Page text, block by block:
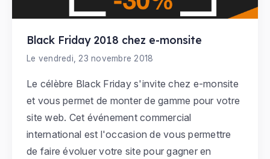
Black Friday 2018 chez e-monsite
Le vendredi, 23 novembre 2018
Le célèbre Black Friday s'invite chez e-monsite
et vous permet de monter de gamme pour votre
site web. Cet événement commercial
international est l'occasion de vous permettre
de faire évoluer votre site pour gagner en